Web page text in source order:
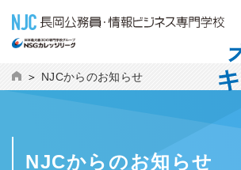
NJCからのお知らせ
NJCからのお知らせ